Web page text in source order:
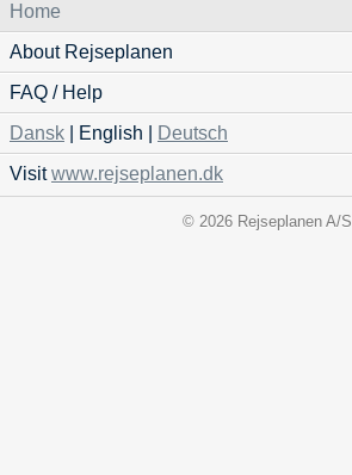
Home
About Rejseplanen
FAQ / Help
Dansk | English |
Deutsch
Visitwww.rejseplanen.dk
© 2026 Rejseplanen A/S